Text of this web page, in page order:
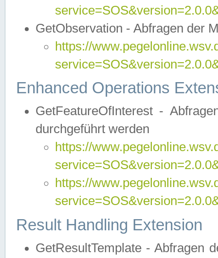
GetObservation - Abfragen der
https://
Enhanced Operations
GetFeatureOfInterest -
durchgeführt werden
https://
https://
Result Handling Extension
GetResultTemplate - Abfragen